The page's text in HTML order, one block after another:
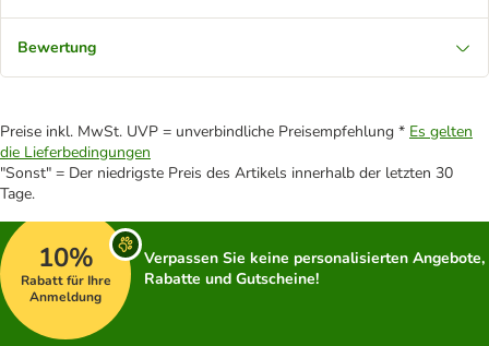
Bewertung
Preise inkl. MwSt. UVP = unverbindliche Preisempfehlung * Es gelten
die Lieferbedingungen
"Sonst" = Der niedrigste Preis des Artikels innerhalb der letzten 30
Tage.
10%
Rabatt für Ihre
Anmeldung
Verpassen Sie keine personalisierten Angebote,
Rabatte und Gutscheine!